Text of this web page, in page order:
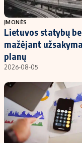
Populiarios temos
Investavimas
Akcijų rinka
Saulės elektrinės
Kriptovaliutos
Infliacija
Migracija
ĮMONĖS
Lietuvos statybų
mažėjant
planų
2026-08-05